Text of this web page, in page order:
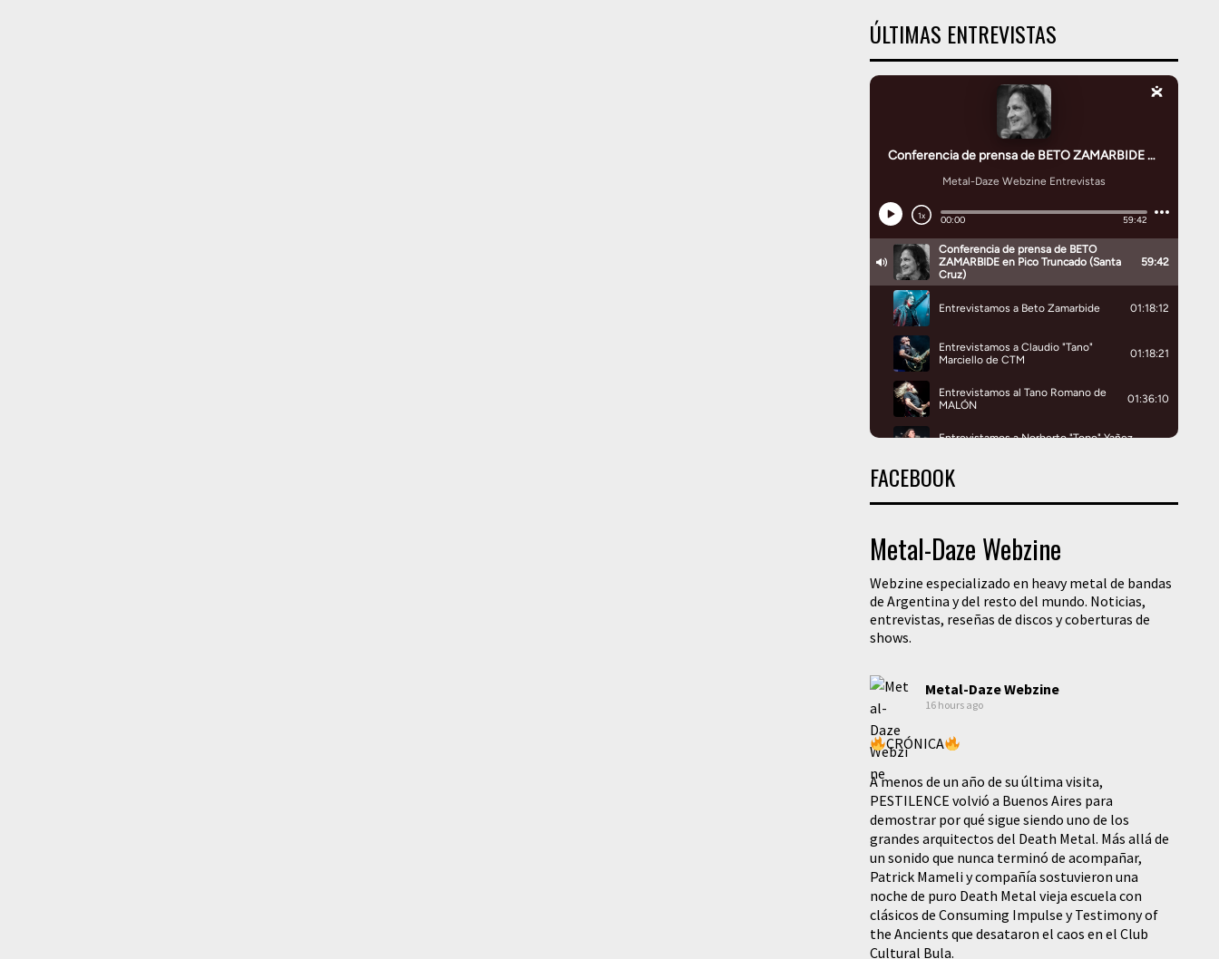
ÚLTIMAS ENTREVISTAS
FACEBOOK
Metal-Daze Webzine
Webzine especializado en heavy metal de bandas
de Argentina y del resto del mundo. Noticias,
entrevistas, reseñas de discos y coberturas de
shows.
Metal-Daze Webzine
16 hours ago
CRÓNICA
A menos de un año de su última visita,
PESTILENCE volvió a Buenos Aires para
demostrar por qué sigue siendo uno de los
grandes arquitectos del Death Metal. Más allá de
un sonido que nunca terminó de acompañar,
Patrick Mameli y compañía sostuvieron una
noche de puro Death Metal vieja escuela con
clásicos de Consuming Impulse y Testimony of
the Ancients que desataron el caos en el Club
Cultural Bula.